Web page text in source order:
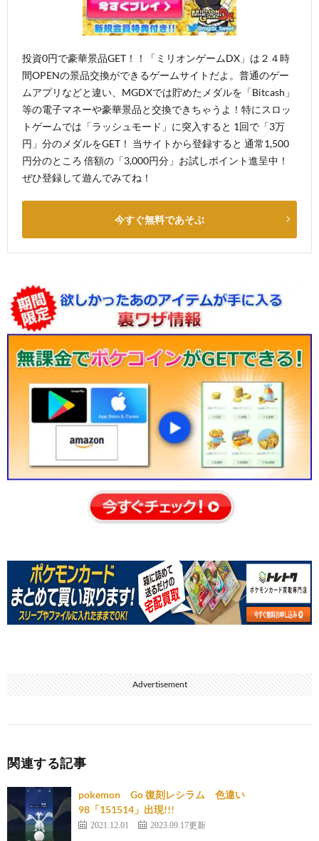
投資0円で豪華景品GET！！「ミリオンゲームDX」は２４時
間OPENの景品交換ができるゲームサイトだよ。普通のゲー
ムアプリなどと違い、MGDXでは貯めたメダルを「Bitcash」
等の電子マネーや豪華景品と交換できちゃうよ！特にスロッ
トゲームでは「ラッシュモード」に突入すると 1回で「3万
円」分のメダルをGET！ 当サイトから登録すると 通常1,500
円分のところ 倍額の「3,000円分」お試しポイント進呈中！
ぜひ登録して遊んでみてね！
今すぐ無料であそぶ
Advertisement
関連する記事
pokemon Go 復刻レシラム 色違い
98「151514」出現!!!
2021.12.01 2023.09.17更新